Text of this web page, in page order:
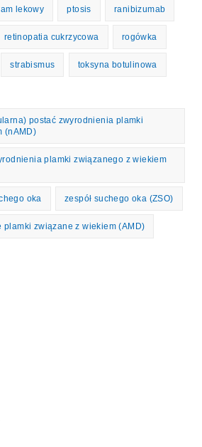
lekowy ptosis ranibizumab
retinopatia cukrzycowa rogówka
strabismus toksyna botulinowa
postać zwyrodnienia plamki
(nAMD)
plamki związanego z wiekiem
oka zespół suchego oka (ZSO)
plamki związane z wiekiem (AMD)